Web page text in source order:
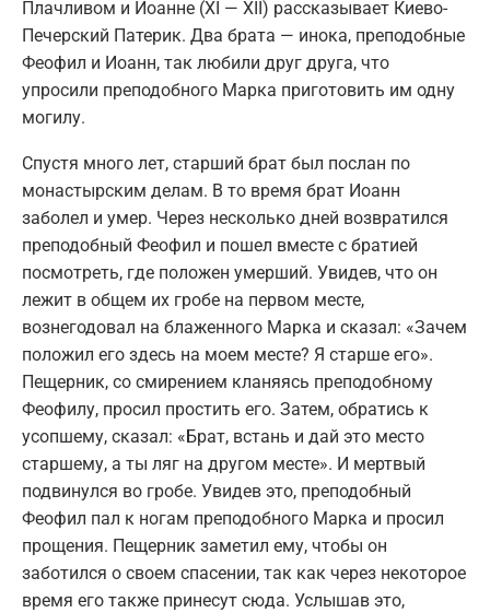
Плачливом и Иоанне (XI — XII) рассказывает Киево-
Печерский Патерик. Два брата — инока, преподобные
Феофил и Иоанн, так любили друг друга, что
упросили преподобного Марка приготовить им одну
могилу.
Спустя много лет, старший брат был послан по
монастырским делам. В то время брат Иоанн
заболел и умер. Через несколько дней возвратился
преподобный Феофил и пошел вместе с братией
посмотреть, где положен умерший. Увидев, что он
лежит в общем их гробе на первом месте,
вознегодовал на блаженного Марка и сказал: «Зачем
положил его здесь на моем месте? Я старше его».
Пещерник, со смирением кланяясь преподобному
Феофилу, просил простить его. Затем, обратись к
усопшему, сказал: «Брат, встань и дай это место
старшему, а ты ляг на другом месте». И мертвый
подвинулся во гробе. Увидев это, преподобный
Феофил пал к ногам преподобного Марка и просил
прощения. Пещерник заметил ему, чтобы он
заботился о своем спасении, так как через некоторое
время его также принесут сюда. Услышав это,